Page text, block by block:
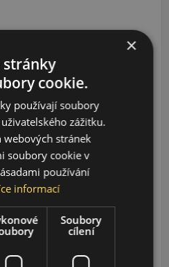
×
stránky
cookie.
používají soubory
zážitku.
webových stránek
soubory cookie v
používání
informací
Soubory
cílení